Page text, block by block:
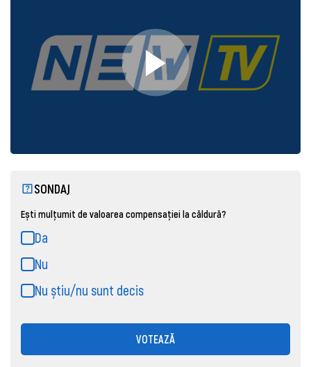
SONDAJ
Ești mulțumit de valoarea compensației la căldură?
Da
Nu
Nu știu/nu sunt decis
VOTEAZĂ